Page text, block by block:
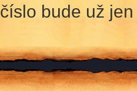
číslo bude už